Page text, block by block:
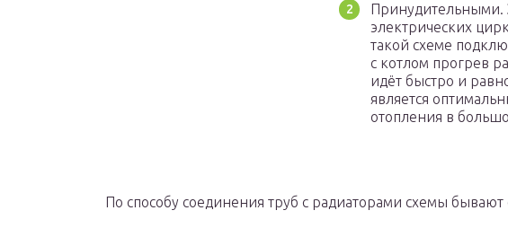
Принудительными.
электрических
такой схеме
с котлом прогрев
идёт быстро и
является
отопления в
По способу соединения труб с радиаторами схемы